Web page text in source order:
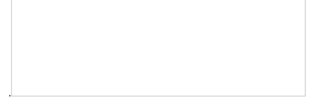
.